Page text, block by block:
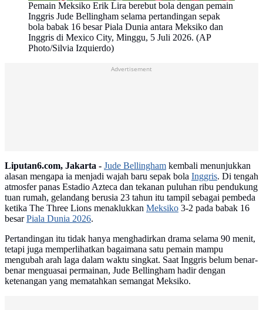
Pemain Meksiko Erik Lira berebut bola dengan pemain
Inggris Jude Bellingham selama pertandingan sepak
bola babak 16 besar Piala Dunia antara Meksiko dan
Inggris di Mexico City, Minggu, 5 Juli 2026. (AP
Photo/Silvia Izquierdo)
Advertisement
Liputan6.com, Jakarta - Jude Bellingham kembali menunjukkan
alasan mengapa ia menjadi wajah baru sepak bola Inggris. Di tengah
atmosfer panas Estadio Azteca dan tekanan puluhan ribu pendukung
tuan rumah, gelandang berusia 23 tahun itu tampil sebagai pembeda
ketika The Three Lions menaklukkan Meksiko 3-2 pada babak 16
besarPiala Dunia 2026.
Pertandingan itu tidak hanya menghadirkan drama selama 90 menit,
tetapi juga memperlihatkan bagaimana satu pemain mampu
mengubah arah laga dalam waktu singkat. Saat Inggris belum benar-
benar menguasai permainan, Jude Bellingham hadir dengan
ketenangan yang mematahkan semangat Meksiko.